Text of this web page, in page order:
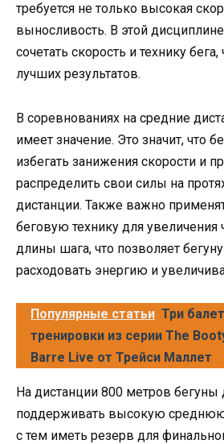
требуется не только высокая
выносливость. В этой
сочетать скорость и технику
лучших результатов.
В соревнованиях на средние
имеет значение. Это значит, что
избегать занижения скорости и
распределить свои силы на
дистанции. Также важно
беговую технику для увеличения
длины шага, что позволяет
расходовать энергию и
Популярные статьи Три
тренировки из серии The
Barre Live от Трейси Маллет
На дистанции 800 метров
поддерживать высокую
с тем иметь резерв для